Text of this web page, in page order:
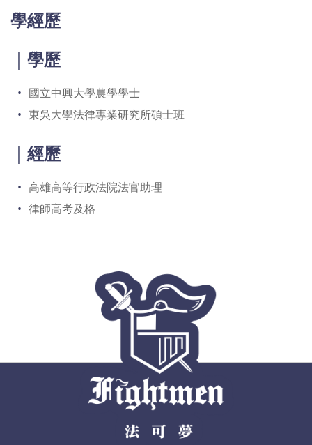
學經歷
｜學歷
國立中興大學農學學士
東吳大學法律專業研究所碩士班
｜經歷
高雄高等行政法院法官助理
律師高考及格